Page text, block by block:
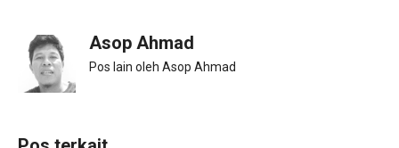
Asop Ahmad
Pos lain oleh Asop Ahmad